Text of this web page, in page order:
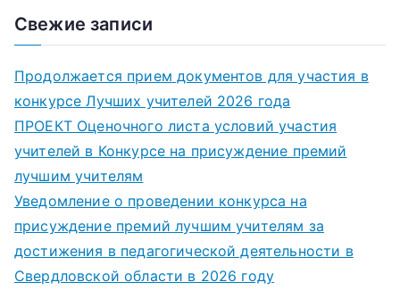
Свежие записи
Продолжается прием документов для участия в
конкурсе Лучших учителей 2026 года
ПРОЕКТ Оценочного листа условий участия
учителей в Конкурсе на присуждение премий
лучшим учителям
Уведомление о проведении конкурса на
присуждение премий лучшим учителям за
достижения в педагогической деятельности в
Свердловской области в 2026 году